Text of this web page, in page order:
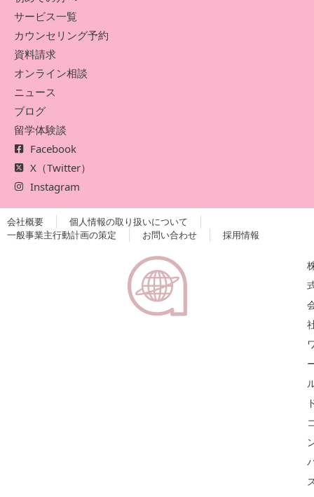
サービス一覧
カウンセリング予約
資料請求
オンライン相談
ニュース
ブログ
留学体験談
Facebook
X（Twitter）
Instagram
会社概要
個人情報の取り扱いについて
一般事業主行動計画の策定
お問い合わせ 採用情報